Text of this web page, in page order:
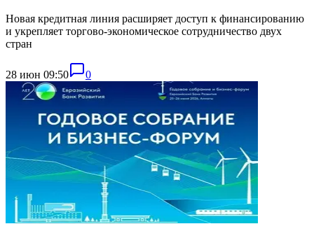
Новая кредитная линия расширяет доступ к финансированию
и укрепляет торгово-экономическое сотрудничество двух
стран
28 июн 09:50 0